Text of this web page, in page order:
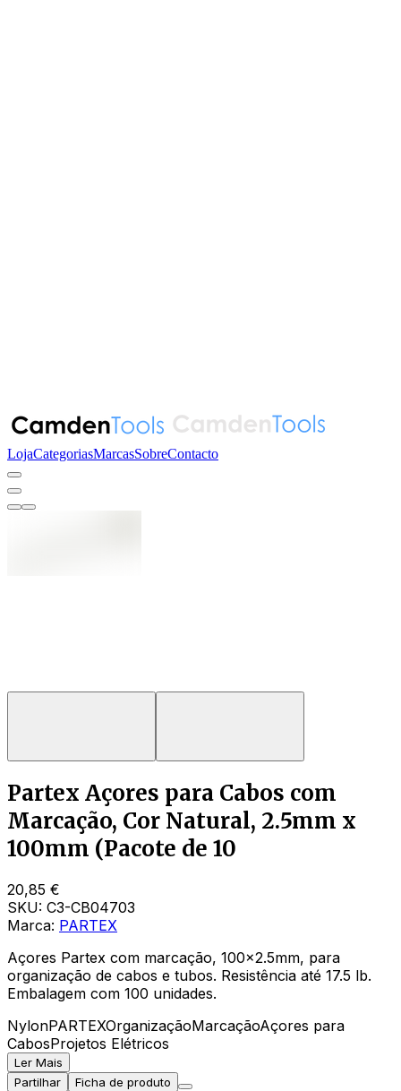
LojaCategoriasMarcasSobreContacto
Partex Açores para Cabos com
Marcação, Cor Natural, 2.5mm x
100mm (Pacote de 10
20,85 €
SKU: C3-CB04703
Marca: PARTEX
Açores Partex com marcação, 100x2.5mm, para
organização de cabos e tubos. Resistência até 17.5 lb.
Embalagem com 100 unidades.
NylonPARTEXOrganizaçãoMarcaçãoAçores para
CabosProjetos Elétricos
Ler Mais
Partilhar
Ficha de produto